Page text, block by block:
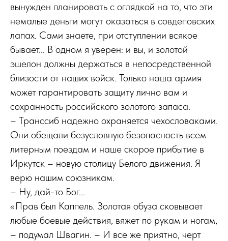
вынужден планировать с оглядкой на то, что эти
немалые деньги могут оказаться в совдеповских
лапах. Сами знаете, при отступлении всякое
бывает... В одном я уверен: и вы, и золотой
эшелон должны держаться в непосредственной
близости от наших войск. Только наша армия
может гарантировать защиту лично вам и
сохранность российского золотого запаса.
– Транссиб надежно охраняется чехословаками.
Они обещали безусловную безопасность всем
литерным поездам и наше скорое прибытие в
Иркутск – новую столицу Белого движения. Я
верю нашим союзникам.
– Ну, дай-то Бог...
«Прав был Каппель. Золотая обуза сковывает
любые боевые действия, вяжет по рукам и ногам,
– подумал Швагин. – И все же приятно, черт